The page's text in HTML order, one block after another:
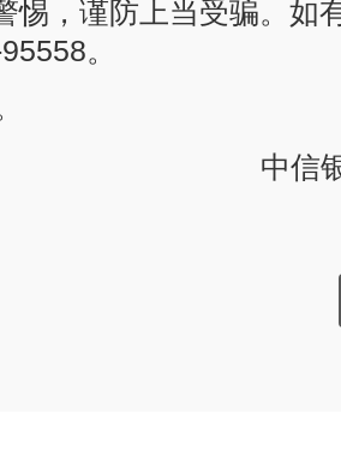
惕，谨防上当受骗。如
。
中信